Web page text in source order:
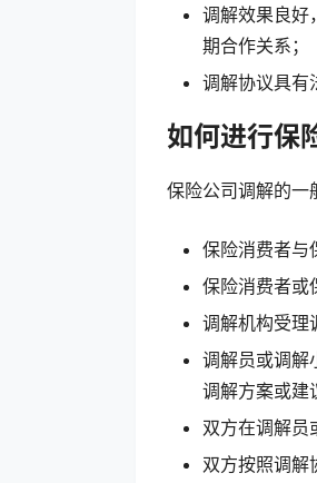
调解效果良好
期合作关系；
调解协议具有
如何进行保
保险公司调解的一
保险消费者与
保险消费者或
调解机构受理
调解员或调解
调解方案或建
双方在调解员
双方按照调解